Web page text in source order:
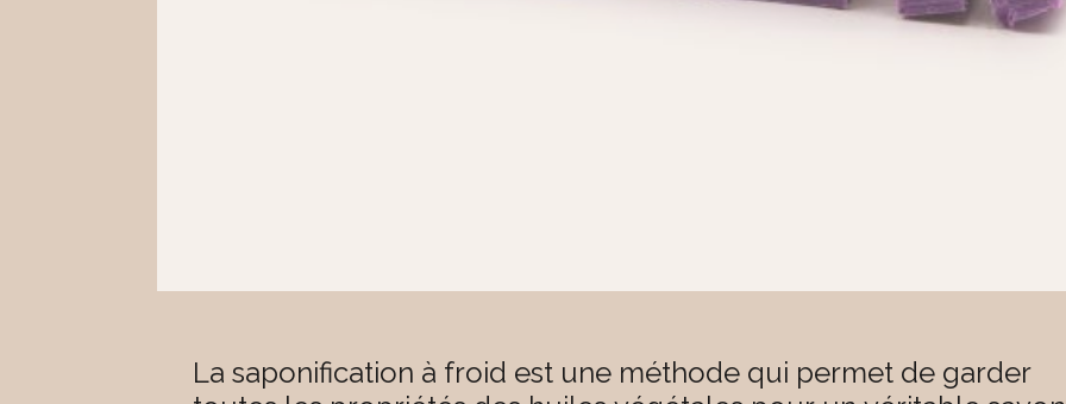
La saponification à froid est une méthode qui permet de garder